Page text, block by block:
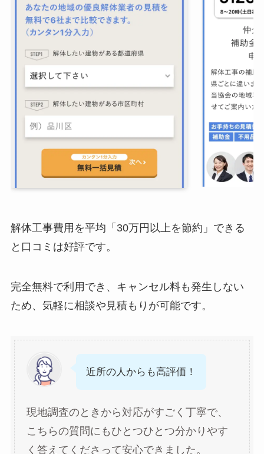
解体工事費用を平均「30万円以上を節約」できる
と口コミは好評です。
完全無料で利用でき、キャンセル料も発生しない
ため、気軽に相談や見積もりが可能です。
近所の人からも高評価！
現地調査のときから対応がすごく丁寧で、
こちらの質問にもひとつひとつ分かりやす
く答えてくださって安心できました。